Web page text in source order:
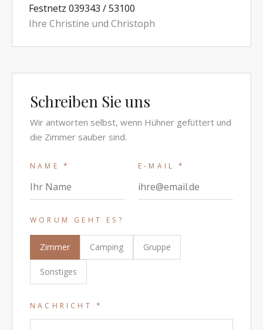
Festnetz 039343 / 53100
Ihre Christine und Christoph
Schreiben Sie uns
Wir antworten selbst, wenn Hühner gefüttert und
die Zimmer sauber sind.
NAME * E-MAIL*
WORUM GEHT ES?
Zimmer Camping Gruppe
Sonstiges
NACHRICHT *